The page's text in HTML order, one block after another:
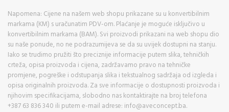
Napomena: Cijene na našem web shopu prikazane su u konvertibilnim
markama (KM) s uračunatim PDV-om. Plaćanje je moguće isključivo u
konvertibilnim markama (BAM). Svi proizvodi prikazani na web shopu dio
su naše ponude, no ne podrazumijeva se da su uvijek dostupni na stanju.
Iako se trudimo pružiti što preciznije informacije putem slika, tehničkih
crteža, opisa proizvoda i cijena, zadržavamo pravo na tehničke
promjene, pogreške i odstupanja slika i tekstualnog sadržaja od izgleda i
opisa originalnih proizvoda. Za sve informacije o dostupnosti proizvoda i
njihovim specifikacijama, slobodno nas kontaktirajte na broj telefona
+387 63 836 340 ili putem e-mail adrese: info@aveconcept.ba.